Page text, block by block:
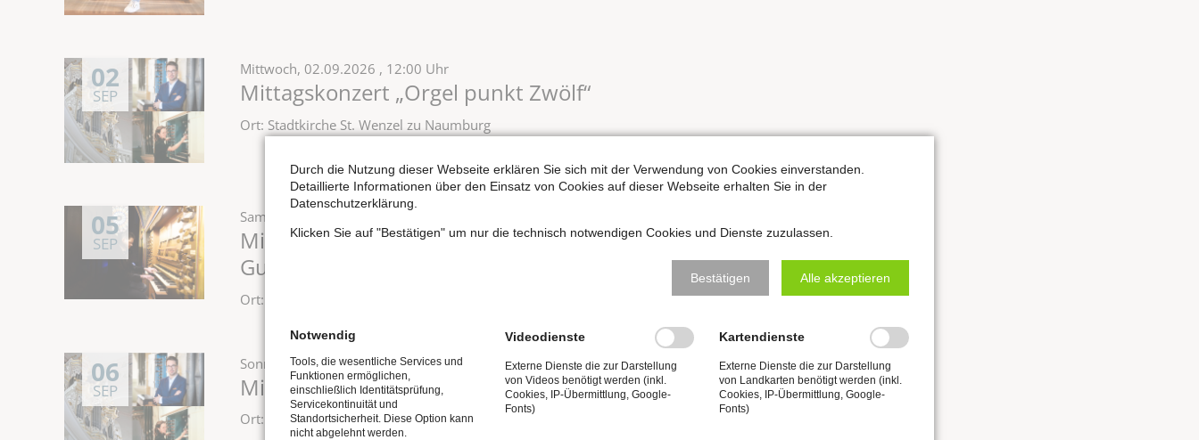
02
SEP
Mittwoch, 02.09.2026 , 12:00 Uhr
Mittagskonzert „Orgel punkt Zwölf“
Ort: Stadtkirche St. Wenzel zu Naumburg
05
SEP
Samstag,
Mittagskonzert “Junge Domorganisten” |
Guillaume Nussbaum (Straßburg/Frankreich)
Ort: Stadtkirche St. Wenzel zu Naumburg
06
SEP
Sonntag,06.09.2026 , 12:00 Uhr
Mittagskonzert „Orgel punkt Zwölf“
Ort: Stadtkirche St. Wenzel zu Naumburg
Durch die Nutzung dieser Webseite erklären Sie sich mit der Verwendung von Cookies einverstanden.
Detaillierte Informationen über den Einsatz von Cookies auf dieser Webseite erhalten Sie in der
Datenschutzerklärung.
Klicken Sie auf "Bestätigen" um nur die technisch notwendigen Cookies und Dienste zuzulassen.
Bestätigen Alle akzeptieren
Notwendig
Tools, die wesentliche Services und
Funktionen ermöglichen,
einschließlich Identitätsprüfung,
Servicekontinuität und
Standortsicherheit. Diese Option kann
nicht abgelehnt werden.
Videodienste
Externe Dienste die zur Darstellung
von Videos benötigt werden (inkl.
Cookies, IP-Übermittlung, Google-
Fonts)
Kartendienste
Externe Dienste die zur Darstellung
von Landkarten benötigt werden (inkl.
Cookies, IP-Übermittlung, Google-
Fonts)